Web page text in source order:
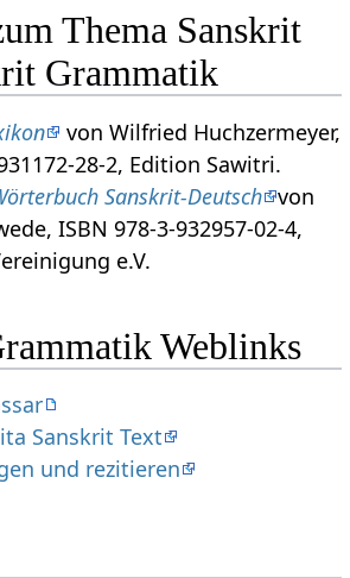
Thema Sanskrit
Grammatik
von Wilfried Huchzermeyer,
28-2, Edition Sawitri.
Sanskrit-Deutsch von
ISBN 978-3-932957-02-4,
e.V.
Weblinks
Sanskrit Text
und rezitieren